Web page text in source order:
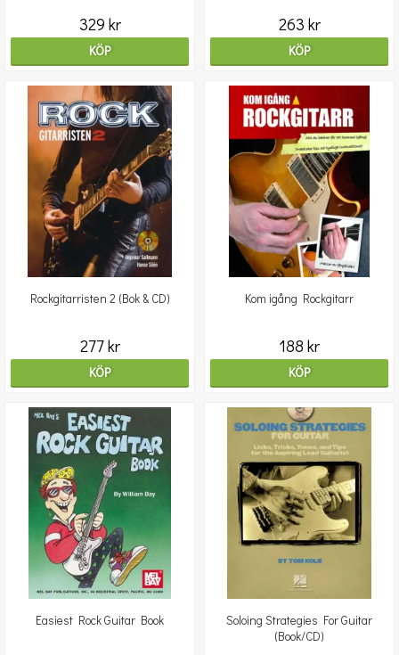
329 kr
KÖP
263 kr
KÖP
Rockgitarristen 2 (Bok & CD)
277 kr
KÖP
Kom igång Rockgitarr
188 kr
KÖP
Easiest Rock Guitar Book
Soloing Strategies For Guitar
(Book/CD)